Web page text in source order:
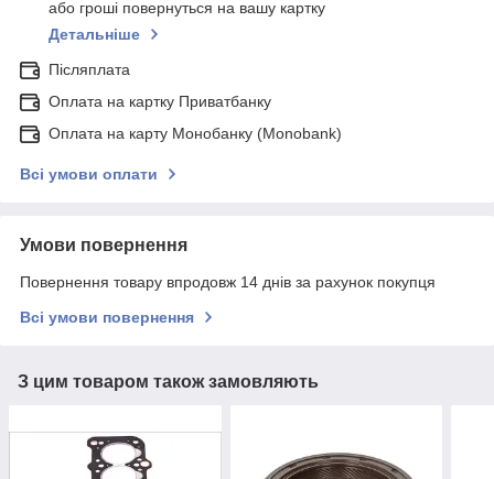
або гроші повернуться на вашу картку
Детальніше
Післяплата
Оплата на картку Приватбанку
Оплата на карту Монобанку (Monobank)
Всі умови оплати
Умови повернення
Повернення товару впродовж 14 днів за рахунок покупця
Всі умови повернення
З цим товаром також замовляють